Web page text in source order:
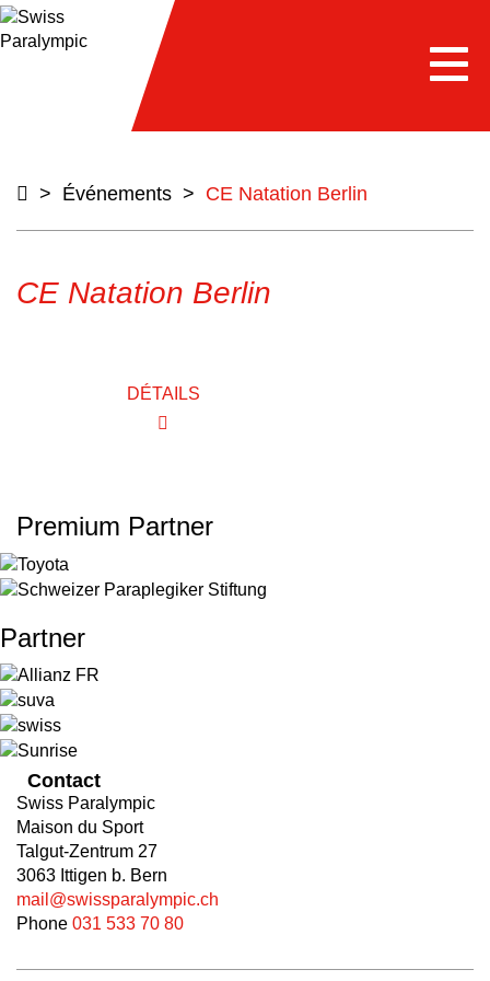
> Événements > CE Natation Berlin
CE Natation Berlin
DÉTAILS
Premium Partner
Partner
Contact
Swiss Paralympic
Maison du Sport
Talgut-Zentrum 27
3063 Ittigen b. Bern
mail@swissparalympic.ch
Phone 031 533 70 80